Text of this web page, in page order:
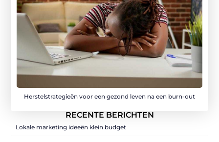
Herstelstrategieën voor een gezond leven na een burn-out
RECENTE BERICHTEN
Lokale marketing ideeën klein budget